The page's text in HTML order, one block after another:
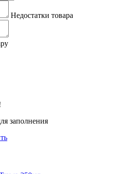
Недостатки товара
заполнения